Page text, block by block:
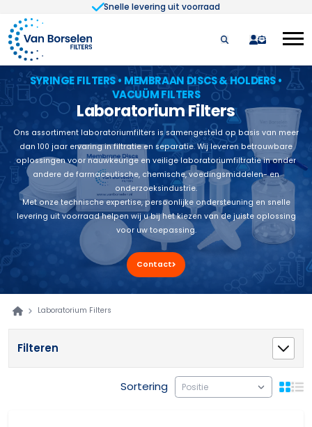
Snelle levering uit voorraad
Ga naar de inhoud
quote
SYRINGE FILTERS • MEMBRAAN DISCS & HOLDERS •
VACUÜM FILTERS
Laboratorium Filters
Ons assortiment laboratoriumfilters is samengesteld op basis van meer
dan 100 jaar ervaring in filtratie en separatie. Wij leveren betrouwbare
oplossingen voor nauwkeurige en veilige laboratoriumfiltratie in onder
andere de farmaceutische, chemische, voedingsmiddelen- en
onderzoeksindustrie.
Met onze technische expertise, persoonlijke ondersteuning en snelle
levering uit voorraad helpen wij u bij het kiezen van de juiste oplossing
voor uw toepassing.
Contact
Laboratorium Filters
Filteren
Sortering